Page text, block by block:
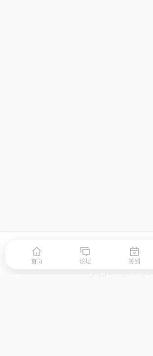
首页 签到 积分商城
© 2026 LLBBS 乐乐论坛 · 独立开发者
首页 论坛 签到